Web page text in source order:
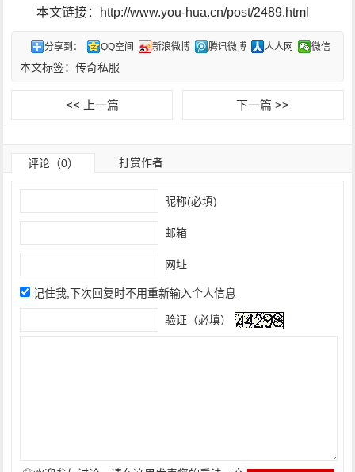
本文链接：http://www.you-hua.cn/post/2489.html
分享到： QQ空间 新浪微博 腾讯微博 人人网 微信
本文标签：传奇私服
<< 上一篇 下一篇 >>
评论（0） 打赏作者
昵称(必填)
邮箱
网址
记住我,下次回复时不用重新输入个人信息
验证（必填）